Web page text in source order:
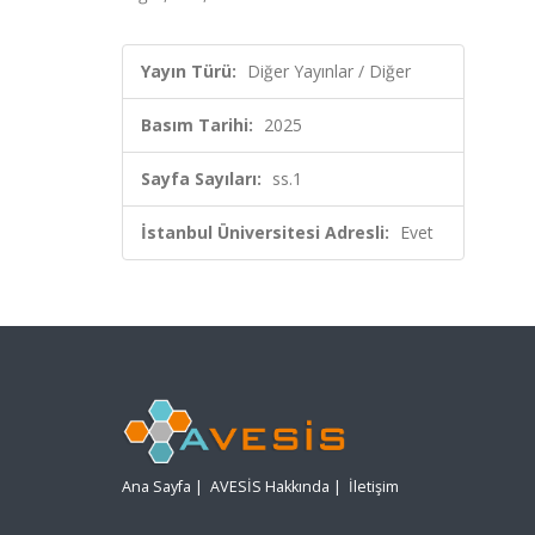
Yayın Türü: Diğer Yayınlar / Diğer
Basım Tarihi: 2025
Sayfa Sayıları: ss.1
İstanbul Üniversitesi Adresli: Evet
Ana Sayfa | AVESİS Hakkında | İletişim